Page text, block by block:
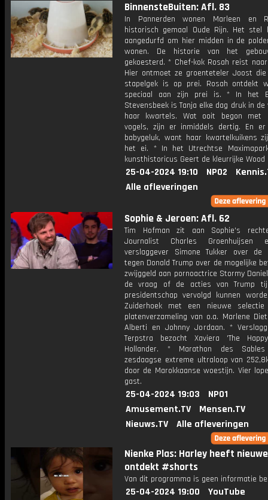
BinnensteBuiten: Afl. 83
In Pannerden wonen Marleen en
historisch gemaal Oude Rijn. Het stel
aangedurfd om hier midden in de
wonen. De historie van het
gekoesterd. * Chef-kok Rosah reist
Hier ontmoet ze groenteteler Joost die
stapelgek is op prei. Rosah ontdekt
speciaal aan zijn prei is. * In het
Stevensbeek is Tanja elke dag druk in
haar kwartels. Wat ooit begon met
vogels, zijn er inmiddels dertig. En
babygeluk, want haar kwartelkuikens
het ei. * In het Utrechtse
kunsthistoricus Geert de kleurrijke Wood
25-04-2024 19:10 NPO2
Alle afleveringen
Sophie & Jeroen: Afl. 62
Tim Hofman zit aan Sophie's
Journalist Charles Groenhuijsen
verslaggever Simone Tukker over de
tegen Donald Trump over de mogelijke
zwijggeld aan pornoactrice Stormy
de vraag of de acties van Trump
presidentschap vervolgd kunnen
Zuiderhoek met een nieuwe
platenverzameling van o.a. Marlene
Alberti en Johnny Jordaan. *
Terpstra bezocht Xaviera 'The
Hollander. * Marathon des
zesdaagse extreme ultraloop van
door de Marokkaanse woestijn. Vier
gast.
25-04-2024 19:03
NPO1
Amusement.TV
Mensen.TV
Nieuws.TV
Alle afleveringen
Nienke Plas: Harley heeft
ontdekt #shorts
Van dit programma is geen informatie
25-04-2024 19:00
YouTube